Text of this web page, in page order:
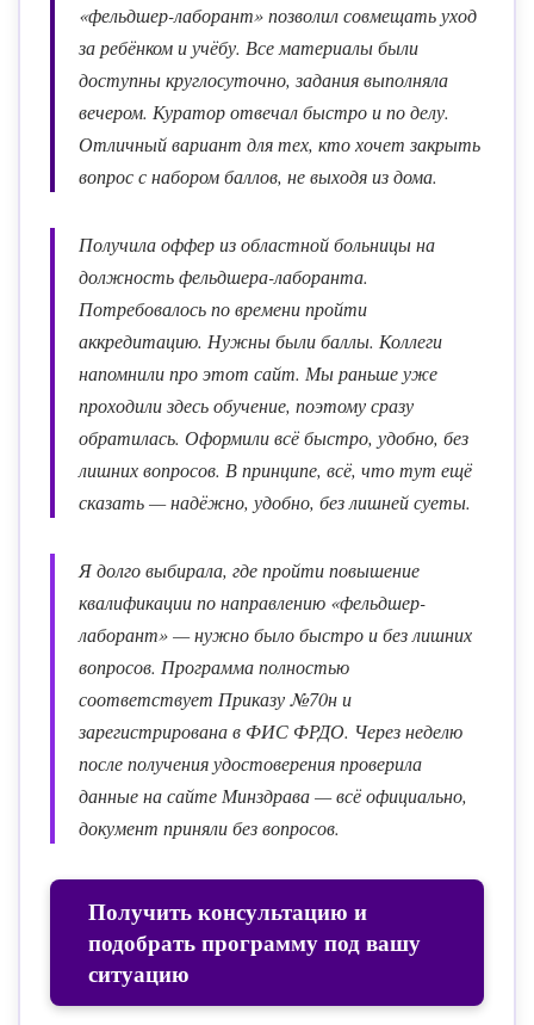
«фельдшер-лаборант» позволил совмещать уход
за ребёнком и учёбу. Все материалы были
доступны круглосуточно, задания выполняла
вечером. Куратор отвечал быстро и по делу.
Отличный вариант для тех, кто хочет закрыть
вопрос с набором баллов, не выходя из дома.
Получила оффер из областной больницы на
должность фельдшера-лаборанта.
Потребовалось по времени пройти
аккредитацию. Нужны были баллы. Коллеги
напомнили про этот сайт. Мы раньше уже
проходили здесь обучение, поэтому сразу
обратилась. Оформили всё быстро, удобно, без
лишних вопросов. В принципе, всё, что тут ещё
сказать — надёжно, удобно, без лишней суеты.
Я долго выбирала, где пройти повышение
квалификации по направлению «фельдшер-
лаборант» — нужно было быстро и без лишних
вопросов. Программа полностью
соответствует Приказу №70н и
зарегистрирована в ФИС ФРДО. Через неделю
после получения удостоверения проверила
данные на сайте Минздрава — всё официально,
документ приняли без вопросов.
Получить консультацию и
подобрать программу под вашу
ситуацию